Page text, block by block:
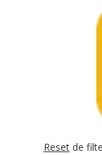
Resetde